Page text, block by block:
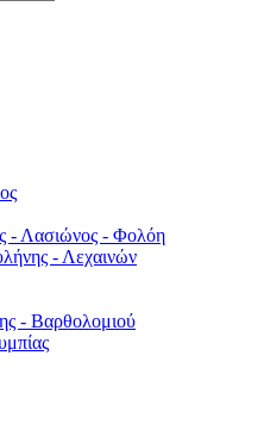
- Λασιώνος - Φολόη
- Λεχαινών
- Βαρθολομιού